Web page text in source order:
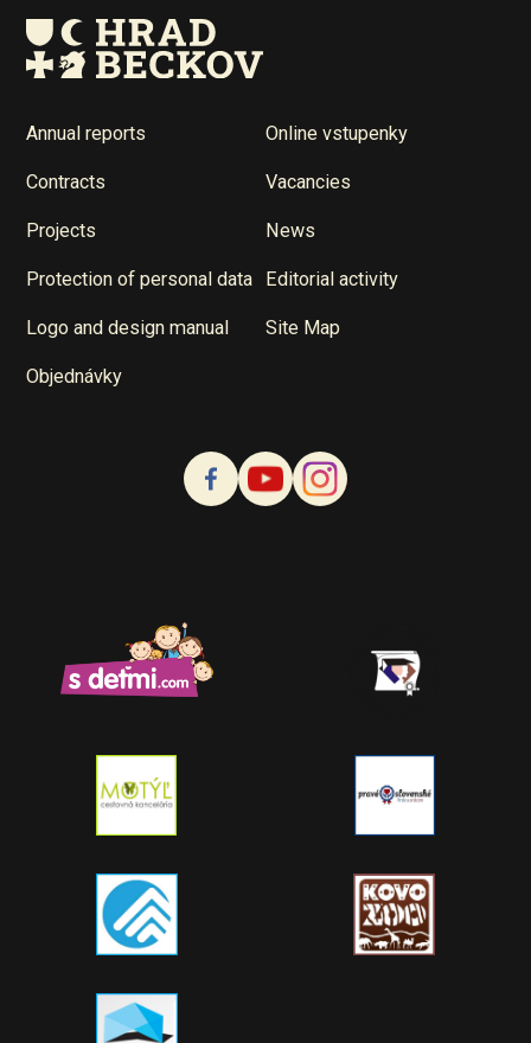
Annual reports Online vstupenky
Contracts Vacancies
Projects News
Protection of personal data Editorial activity
Logo and design manual Site Map
Objednávky